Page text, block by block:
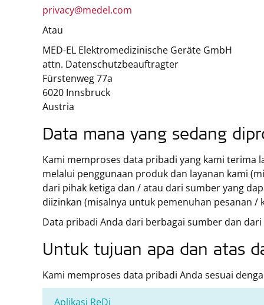
privacy@medel.com
Atau
MED-EL Elektromedizinische Geräte GmbH
attn. Datenschutzbeauftragter
Fürstenweg 77a
6020 Innsbruck
Austria
Data mana yang sedang
Kami memproses data pribadi yang kami terima
melalui penggunaan produk dan layanan kami
dari pihak ketiga dan / atau dari sumber yang
diizinkan (misalnya untuk pemenuhan pesanan
Data pribadi Anda dari berbagai sumber dan
Untuk tujuan apa dan atas
Kami memproses data pribadi Anda sesuai
Aplikasi ReDi